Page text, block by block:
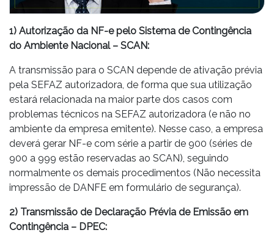
1) Autorização da NF-e pelo Sistema de Contingência
do Ambiente Nacional – SCAN:
A transmissão para o SCAN depende de ativação prévia
pela SEFAZ autorizadora, de forma que sua utilização
estará relacionada na maior parte dos casos com
problemas técnicos na SEFAZ autorizadora (e não no
ambiente da empresa emitente). Nesse caso, a empresa
deverá gerar NF-e com série a partir de 900 (séries de
900 a 999 estão reservadas ao SCAN), seguindo
normalmente os demais procedimentos (Não necessita
impressão de DANFE em formulário de segurança).
2) Transmissão de Declaração Prévia de Emissão em
Contingência – DPEC: